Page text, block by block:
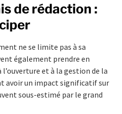
de rédaction :
ne se limite pas à sa
également prendre en
et à la gestion de la
avoir un impact significatif sur
sous-estimé par le grand